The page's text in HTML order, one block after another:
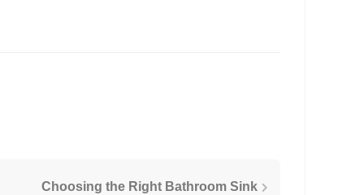
Choosing the Right Bathroom Sink